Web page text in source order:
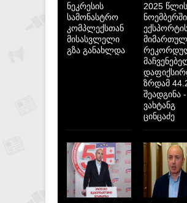
ნეკრესის
სამონასტრო
კომპლექსთან
მისასვლელი
გზა განახლდა
2025 წლის
ნოემბერში
ზრდამ
შეადგინა -
ვახტანგ
ცინცაძე